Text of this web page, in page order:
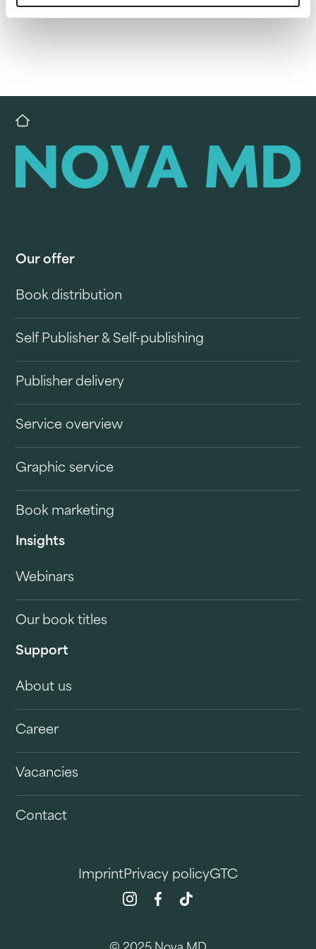
Our offer
Book distribution
Self Publisher & Self-publishing
Publisher delivery
Service overview
Graphic service
Book marketing
Insights
Webinars
Our book titles
Support
About us
Career
Vacancies
Contact
ImprintPrivacy policyGTC